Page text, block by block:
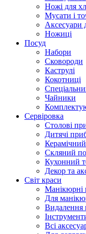
Ножі для
Мусати і
Аксесуари
Ножиці
Посуд
Набори
Сковороди
Каструлі
Кокотниці
Чайники
Сервіровка
Столові
Дитячі
Скляний
Кухонний
Декор та
Світ краси
Манікюрні
Для
Видалення
Всі